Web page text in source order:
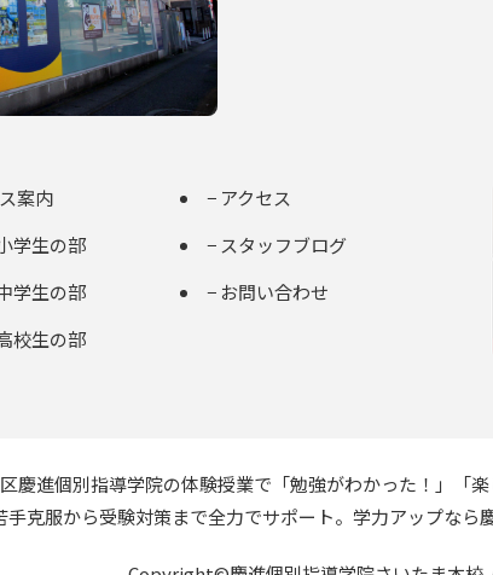
案内
学生の部
学生の部
校生の部
− アクセス
− スタッフブログ
− お問い合わせ
慶進個別指導学院の体験授業で「勉強がわかった！」「
手克服から受験対策まで全力でサポート。学力アップなら